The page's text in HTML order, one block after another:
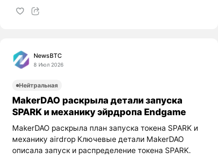
NewsBTC
8 Июл 2026
Нейтральная
MakerDAO раскрыла детали запуска
SPARK и механику эйрдропа Endgame
MakerDAO раскрыла план запуска токена SPARK и
механику airdrop Ключевые детали MakerDAO
описала запуск и распределение токена SPARK.